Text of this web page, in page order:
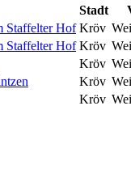
Stadt
Staffelter Hof Kröv
Staffelter Hof Kröv
Kröv
Kröv
Kröv